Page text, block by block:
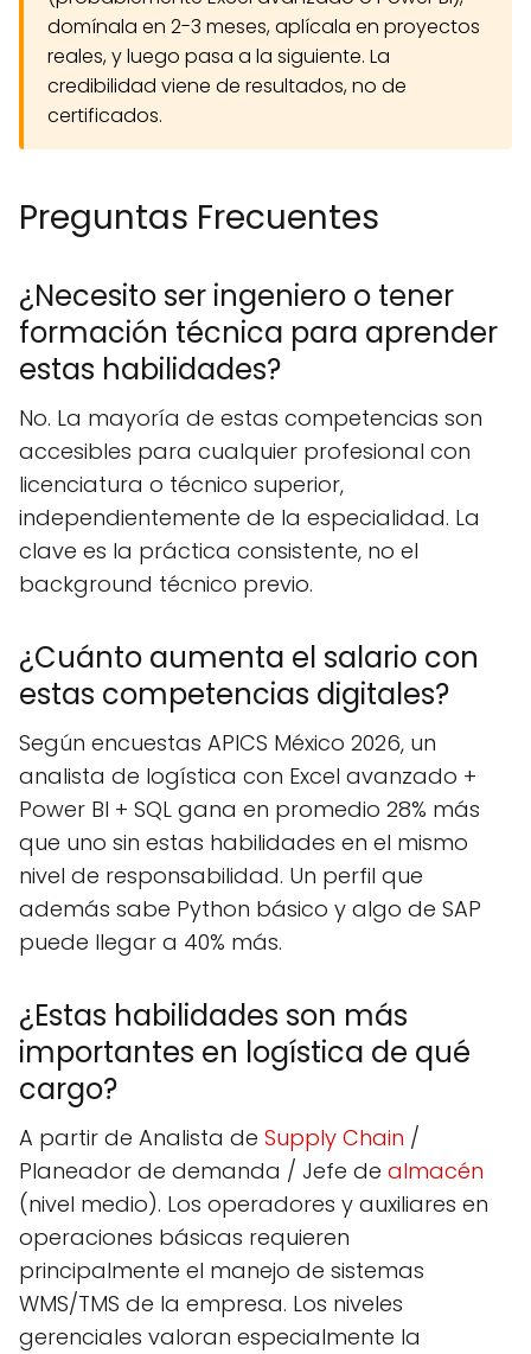
domínala en 2-3 meses, aplícala en proyectos
reales, y luego pasa a la siguiente. La
credibilidad viene de resultados, no de
certificados.
Preguntas Frecuentes
¿Necesito ser ingeniero o tener
formación técnica para aprender
estas habilidades?
No. La mayoría de estas competencias son
accesibles para cualquier profesional con
licenciatura o técnico superior,
independientemente de la especialidad. La
clave es la práctica consistente, no el
background técnico previo.
¿Cuánto aumenta el salario con
estas competencias digitales?
Según encuestas APICS México 2026, un
analista de logística con Excel avanzado +
Power BI + SQL gana en promedio 28% más
que uno sin estas habilidades en el mismo
nivel de responsabilidad. Un perfil que
además sabe Python básico y algo de SAP
puede llegar a 40% más.
¿Estas habilidades son más
importantes en logística de qué
cargo?
A partir de Analista de Supply Chain /
Planeador de demanda / Jefe de almacén
(nivel medio). Los operadores y auxiliares en
operaciones básicas requieren
principalmente el manejo de sistemas
WMS/TMS de la empresa. Los niveles
gerenciales valoran especialmente la